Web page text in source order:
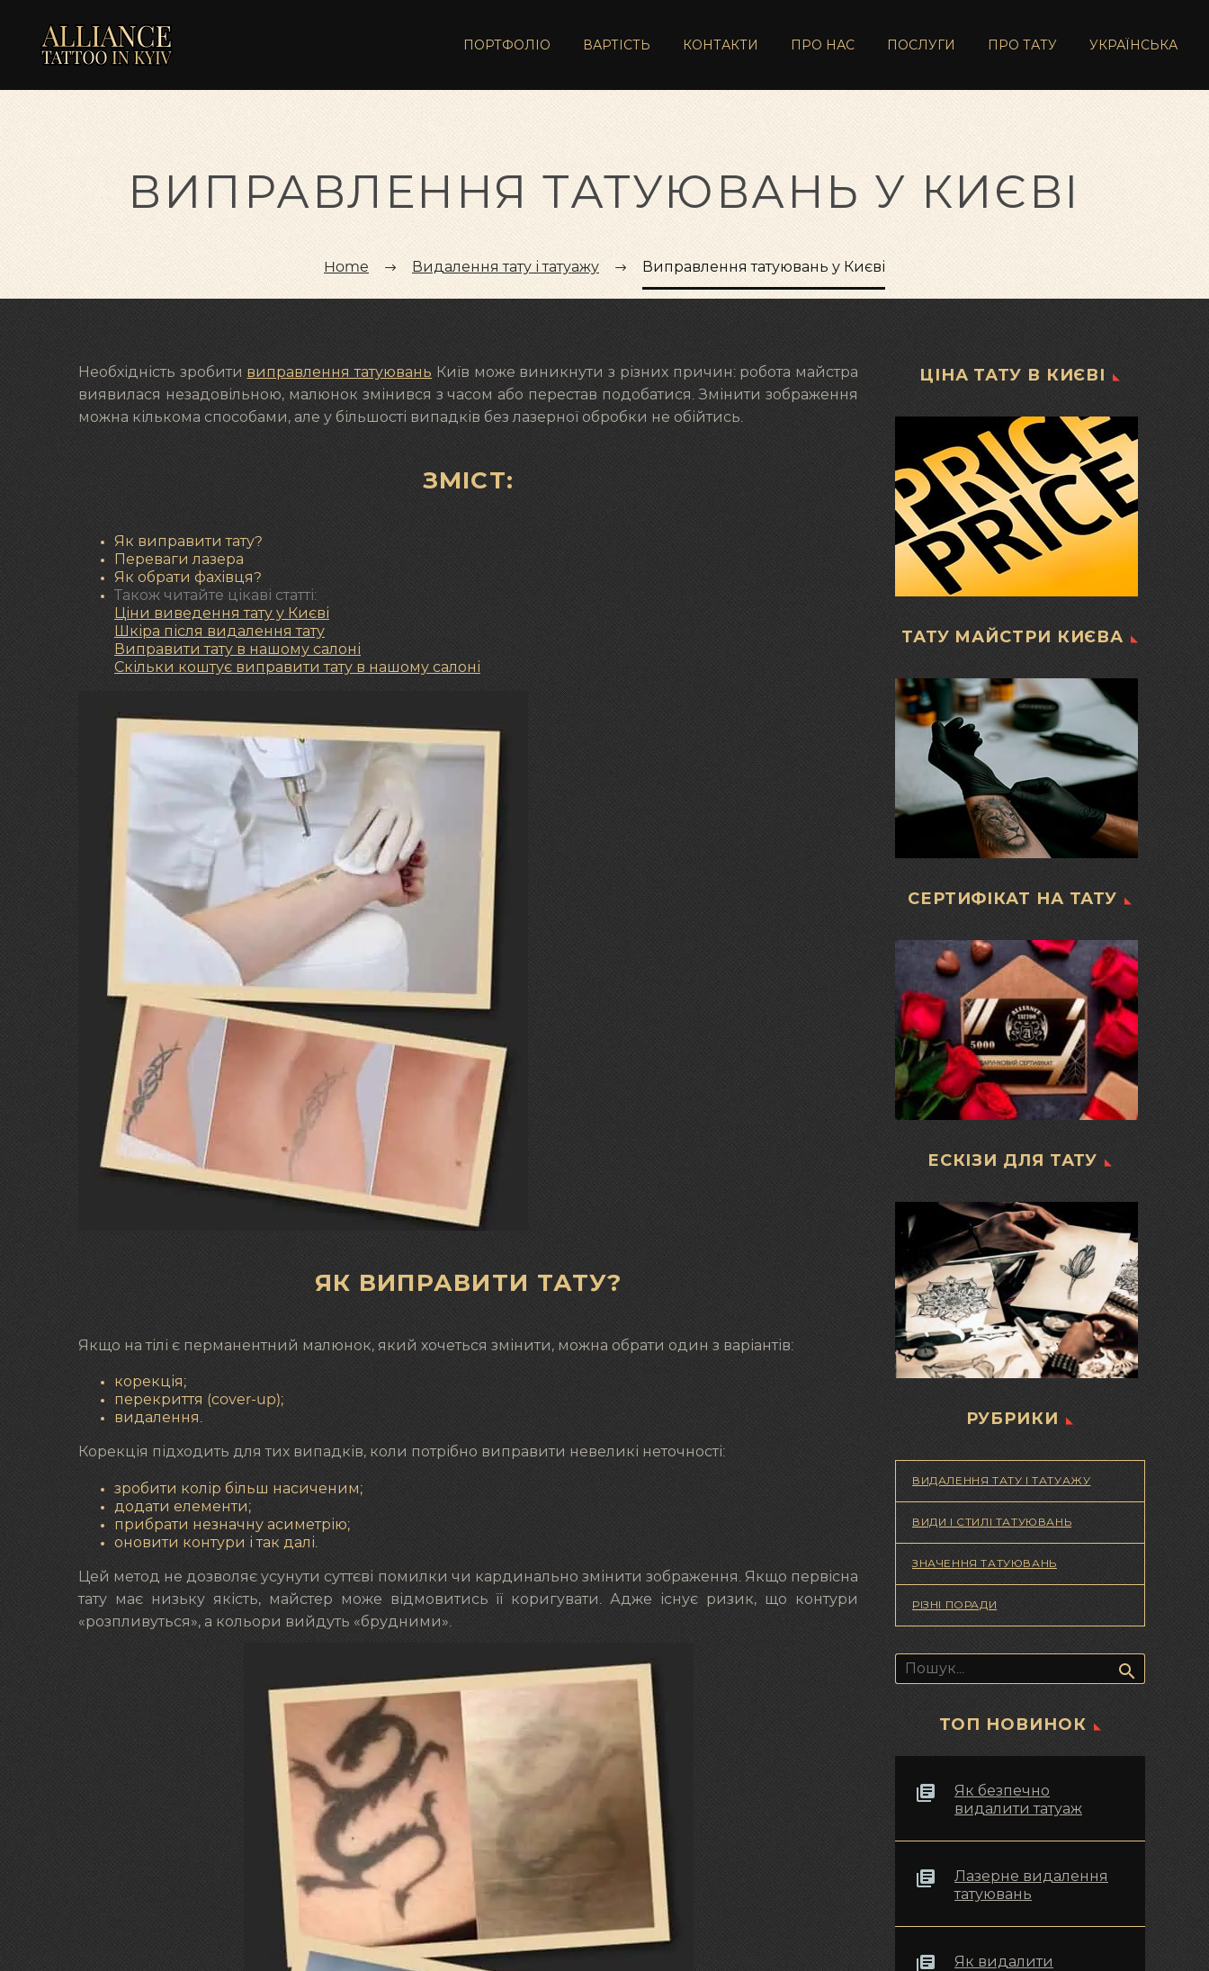
ПОРТФОЛІО ВАРТІСТЬ КОНТАКТИ ПРО НАС ПОСЛУГИ ПРО ТАТУ УКРАЇНСЬКА
ВИПРАВЛЕННЯ ТАТУЮВАНЬ У КИЄВІ
Home Видалення тату і татуажу Виправлення татуювань у Києві
Необхідність зробити виправлення татуювань Київ може виникнути з різних причин: робота майстра
виявилася незадовільною, малюнок змінився з часом або перестав подобатися. Змінити зображення
можна кількома способами, але у більшості випадків без лазерної обробки не обійтись.
ЗМІСТ:
Як виправити тату?
Переваги лазера
Як обрати фахівця?
Також читайте цікаві статті:
Ціни виведення тату у Києві
Шкіра після видалення тату
Виправити тату в нашому салоні
Скільки коштує виправити тату в нашому салоні
ЯК ВИПРАВИТИ ТАТУ?
Якщо на тілі є перманентний малюнок, який хочеться змінити, можна обрати один з варіантів:
корекція;
перекриття (cover-up);
видалення.
Корекція підходить для тих випадків, коли потрібно виправити невеликі неточності:
зробити колір більш насиченим;
додати елементи;
прибрати незначну асиметрію;
оновити контури і так далі.
Цей метод не дозволяє усунути суттєві помилки чи кардинально змінити зображення. Якщо первісна
тату має низьку якість, майстер може відмовитись її коригувати. Адже існує ризик, що контури
«розпливуться», а кольори вийдуть «брудними».
ЦІНА ТАТУ В КИЄВІ
ТАТУ МАЙСТРИ КИЄВА
СЕРТИФІКАТ НА ТАТУ
ЕСКІЗИ ДЛЯ ТАТУ
РУБРИКИ
ВИДАЛЕННЯ ТАТУ І ТАТУАЖУ
ВИДИ І СТИЛІ ТАТУЮВАНЬ
ЗНАЧЕННЯ ТАТУЮВАНЬ
РІЗНІ ПОРАДИ
Пошук:
ТОП НОВИНОК
Як безпечно
видалити татуаж
Лазерне видалення
татуювань
Як видалити